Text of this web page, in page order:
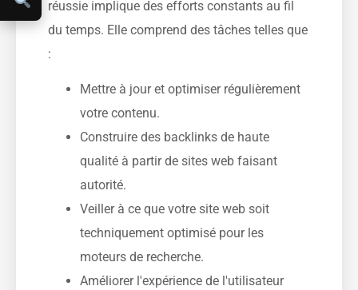
réussie implique des efforts constants au fil
du temps. Elle comprend des tâches telles que
:
Mettre à jour et optimiser régulièrement
votre contenu.
Construire des backlinks de haute
qualité à partir de sites web faisant
autorité.
Veiller à ce que votre site web soit
techniquement optimisé pour les
moteurs de recherche.
Améliorer l'expérience de l'utilisateur